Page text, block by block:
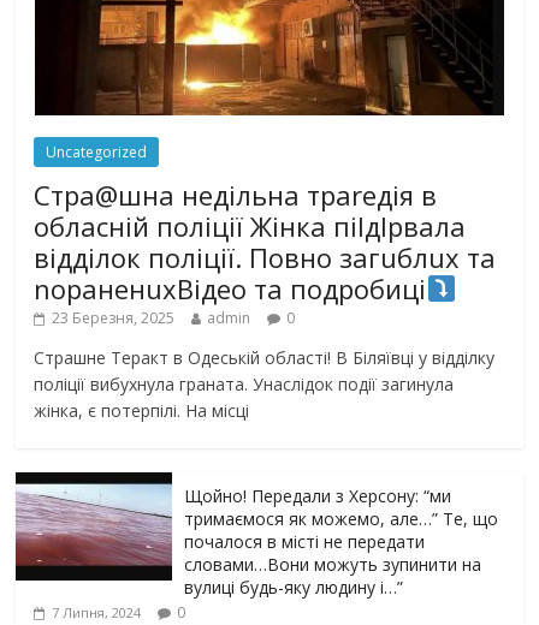
Uncategorized
Стра@шна недільна траrедія в
обласній поліції Жінка піlдlрвала
відділок поліції. Повно загuблuх та
nораненuхВідео та подробиці
23 Березня, 2025 admin 0
Страшне Теракт в Одеській області! В Біляївці у відділку
поліції вибухнула граната. Унаслідок події загинула
жінка, є потерпілі. На місці
Щойно! Передали з Херсону: “ми
тримаємося як можемо, але…” Те, що
почалося в місті не передати
словами…Вони можуть зупинити на
вулиці будь-яку людину і…”
7 Липня, 2024 0